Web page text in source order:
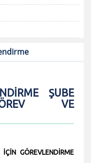
ŞUBE
VE
GÖREVLENDİRME